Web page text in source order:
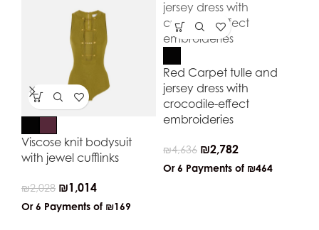
Viscose knit bodysuit
with jewel cufflinks
₪2,028 ₪1,014
Or 6 Payments of ₪169
Red Carpet tulle and
jersey dress with
crocodile-effect
embroideries
₪4,636 ₪2,782
Or 6 Payments of ₪464